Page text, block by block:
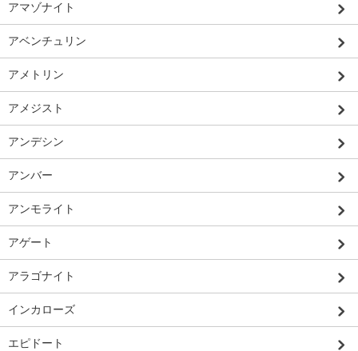
アマゾナイト
アベンチュリン
アメトリン
アメジスト
アンデシン
アンバー
アンモライト
アゲート
アラゴナイト
インカローズ
エピドート